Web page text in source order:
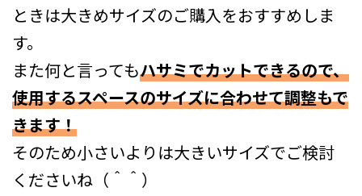
ときは大きめサイズのご購入をおすすめしま
す。
また何と言ってもハサミでカットできるので、
使用するスペースのサイズに合わせて調整もで
きます！
そのため小さいよりは大きいサイズでご検討
くださいね（＾＾）